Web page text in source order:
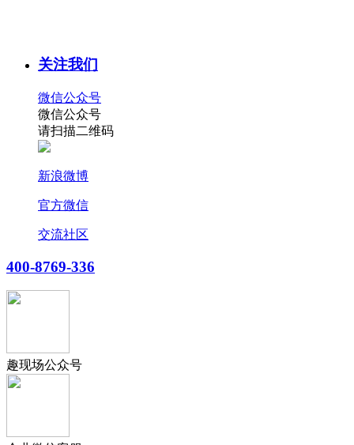
关注我们
微信公众号
微信公众号
请扫描二维码
新浪微博
官方微信
交流社区
400-8769-336
趣现场公众号